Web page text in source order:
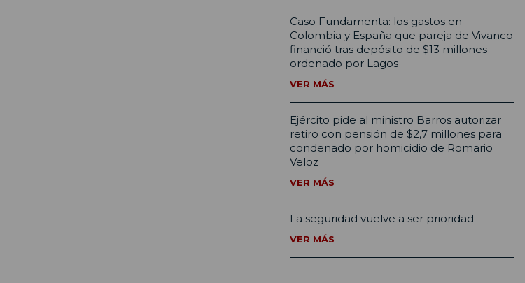
Caso Fundamenta: los gastos en
Colombia y España que pareja de Vivanco
financió tras depósito de $13 millones
ordenado por Lagos
VER MÁS
Ejército pide al ministro Barros autorizar
retiro con pensión de $2,7 millones para
condenado por homicidio de Romario
Veloz
VER MÁS
La seguridad vuelve a ser prioridad
VER MÁS